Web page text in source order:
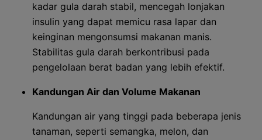
kadar gula darah stabil, mencegah lonjakan
insulin yang dapat memicu rasa lapar dan
keinginan mengonsumsi makanan manis.
Stabilitas gula darah berkontribusi pada
pengelolaan berat badan yang lebih efektif.
Kandungan Air dan Volume Makanan
Kandungan air yang tinggi pada beberapa jenis
tanaman, seperti semangka, melon, dan